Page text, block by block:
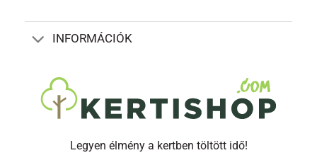
INFORMÁCIÓK
Legyen élmény a kertben töltött idő!